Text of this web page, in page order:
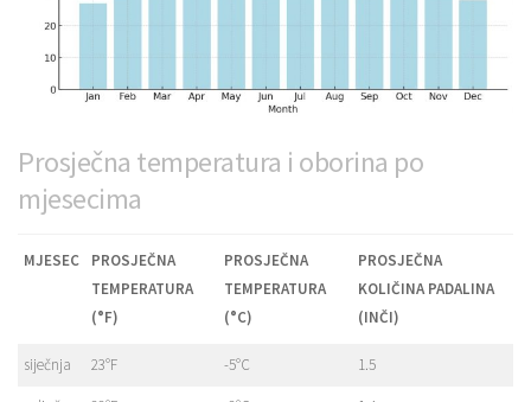
Prosječna temperatura i oborina po
mjesecima
MJESEC
PROSJEČNA
TEMPERATURA
(°F)
PROSJEČNA
TEMPERATURA
(°C)
PROSJEČNA
KOLIČINA PADALINA
(INČI)
siječnja 23°F -5°C 1.5